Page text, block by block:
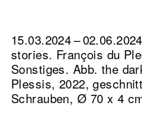
15.03.2024 –
stories. François du
Sonstiges. Abb. the
Plessis, 2022,
Schrauben, Ø 70 x 4